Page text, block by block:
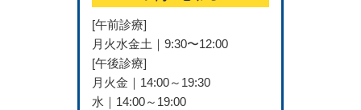
[午前診療]
月火水金土｜9:30〜12:00
[午後診療]
月火金｜14:00～19:30
水｜14:00～19:00